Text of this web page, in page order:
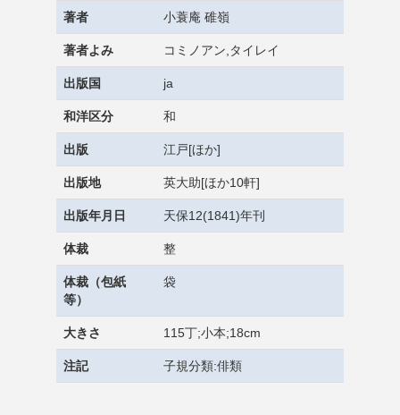
著者 小蓑庵 碓嶺
著者よみ コミノアン,タイレイ
出版国 ja
和洋区分 和
出版 江戸[ほか]
出版地 英大助[ほか10軒]
出版年月日 天保12(1841)年刊
体裁 整
体裁（包紙
等）
袋
大きさ 115丁;小本;18cm
注記 子規分類:俳類